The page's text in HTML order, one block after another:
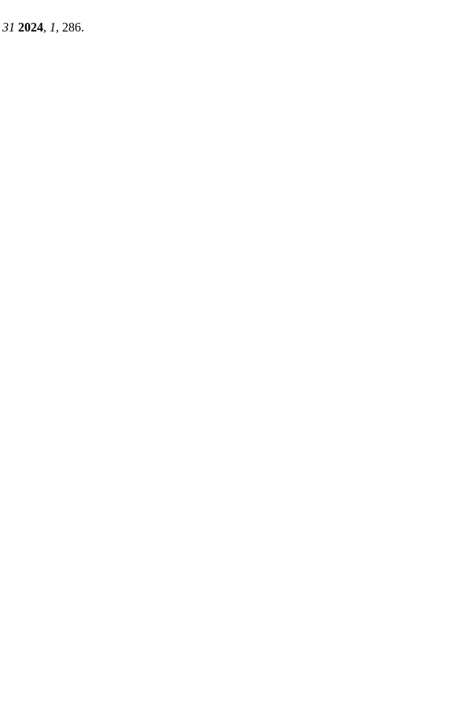
2024, 1, 286.